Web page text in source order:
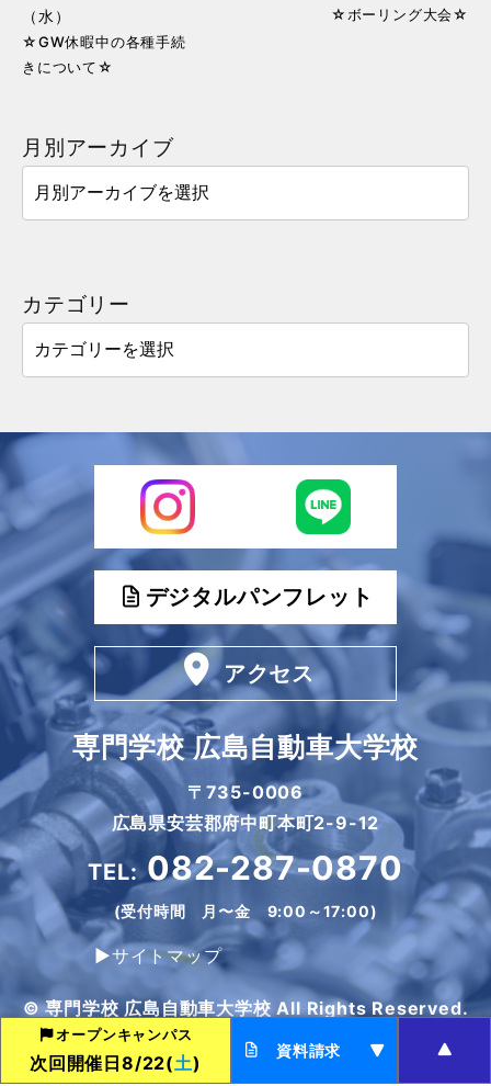
（水）
☆GW休暇中の各種手続
きについて☆
☆ボーリング大会☆
月別アーカイブ
カテゴリー
デジタルパンフレット
アクセス
専門学校 広島自動車大学校
〒735-0006
広島県安芸郡府中町本町2-9-12
TEL: 082-287-0870
(受付時間 月〜金 9:00～17:00)
▶サイトマップ
© 専門学校 広島自動車大学校 All Rights Reserved.
オープンキャンパス
次回開催日8/22(土)
資料請求